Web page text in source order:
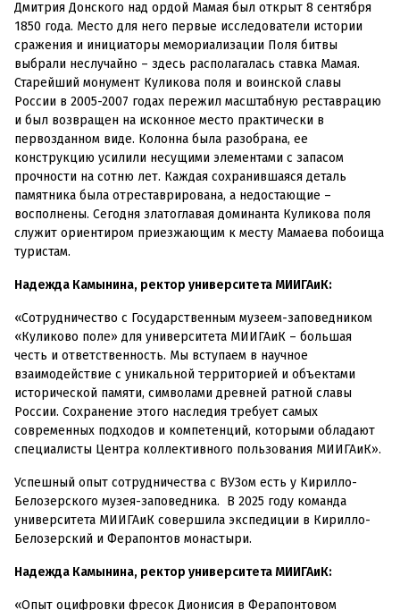
Дмитрия Донского над ордой Мамая был открыт 8 сентября
1850 года. Место для него первые исследователи истории
сражения и инициаторы мемориализации Поля битвы
выбрали неслучайно – здесь располагалась ставка Мамая.
Старейший монумент Куликова поля и воинской славы
России в 2005-2007 годах пережил масштабную реставрацию
и был возвращен на исконное место практически в
первозданном виде. Колонна была разобрана, ее
конструкцию усилили несущими элементами с запасом
прочности на сотню лет. Каждая сохранившаяся деталь
памятника была отреставрирована, а недостающие –
восполнены. Сегодня златоглавая доминанта Куликова поля
служит ориентиром приезжающим к месту Мамаева побоища
туристам.
Надежда Камынина, ректор университета МИИГАиК:
«Сотрудничество с Государственным музеем-заповедником
«Куликово поле» для университета МИИГАиК – большая
честь и ответственность. Мы вступаем в научное
взаимодействие с уникальной территорией и объектами
исторической памяти, символами древней ратной славы
России. Сохранение этого наследия требует самых
современных подходов и компетенций, которыми обладают
специалисты Центра коллективного пользования МИИГАиК».
Успешный опыт сотрудничества с ВУЗом есть у Кирилло-
Белозерского музея-заповедника. В 2025 году команда
университета МИИГАиК совершила экспедиции в Кирилло-
Белозерский и Ферапонтов монастыри.
Надежда Камынина, ректор университета МИИГАиК:
«Опыт оцифровки фресок Дионисия в Ферапонтовом